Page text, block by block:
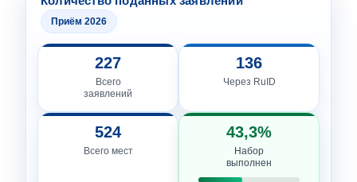
Приём 2026
227
Всего
заявлений
136
Через RuID
524
Всего мест
43,3%
Набор
выполнен